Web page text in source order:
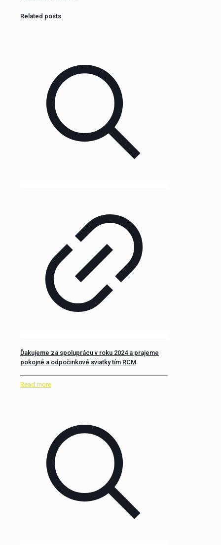
Related posts
Ďakujeme za spoluprácu v roku 2024 a prajeme
pokojné a odpočinkové sviatky tím RCM
Read more